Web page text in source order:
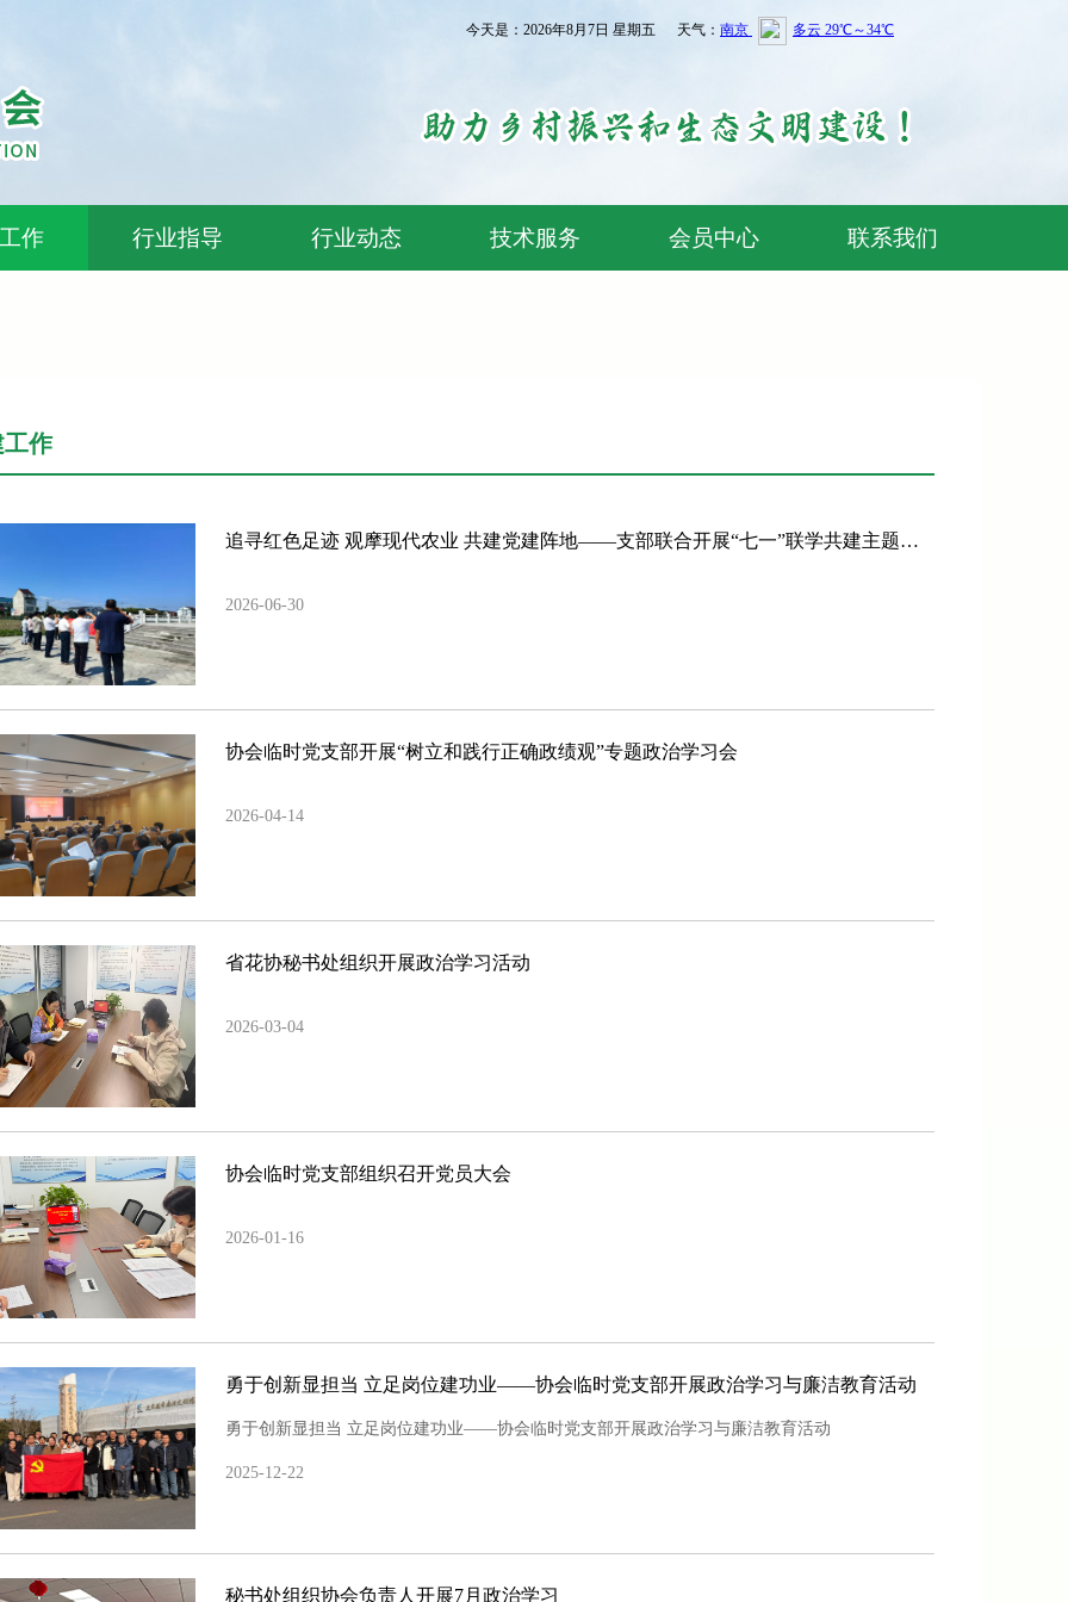
今天是：2026年8月7日 星期五 天气：
作 行业指导 行业动态 技术服务 会员中心 联系我们
作
追寻红色足迹 观摩现代农业 共建党建阵地——支部联合开展“七一”联学共建主题党日活动
2026-06-30
协会临时党支部开展“树立和践行正确政绩观”专题政治学习会
2026-04-14
省花协秘书处组织开展政治学习活动
2026-03-04
协会临时党支部组织召开党员大会
2026-01-16
勇于创新显担当 立足岗位建功业——协会临时党支部开展政治学习与廉洁教育活动
勇于创新显担当 立足岗位建功业——协会临时党支部开展政治学习与廉洁教育活动
2025-12-22
秘书处组织协会负责人开展7月政治学习